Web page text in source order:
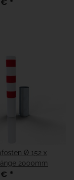
Ø 152 x
2000mm
€ *